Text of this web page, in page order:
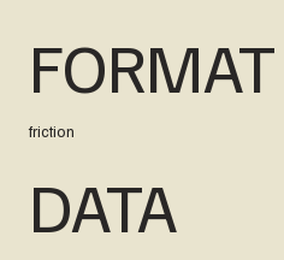
FORMAT
friction
DATA